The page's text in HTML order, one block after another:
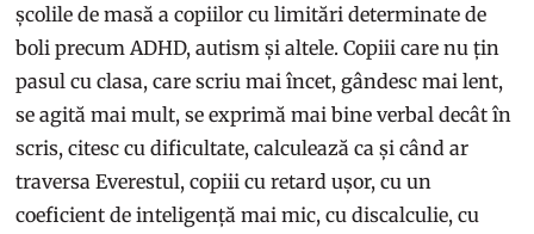
școlile de masă a copiilor cu limitări determinate de
boli precum ADHD, autism și altele. Copiii care nu țin
pasul cu clasa, care scriu mai încet, gândesc mai lent,
se agită mai mult, se exprimă mai bine verbal decât în
scris, citesc cu dificultate, calculează ca și când ar
traversa Everestul, copiii cu retard ușor, cu un
coeficient de inteligență mai mic, cu discalculie, cu